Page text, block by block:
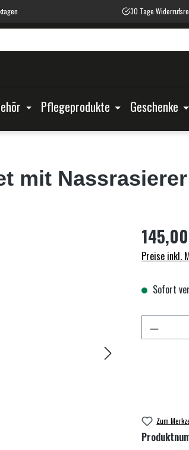
30 Tage
Pflegeprodukte Geschenke
mit
Preise inkl.
Sofort
Zum